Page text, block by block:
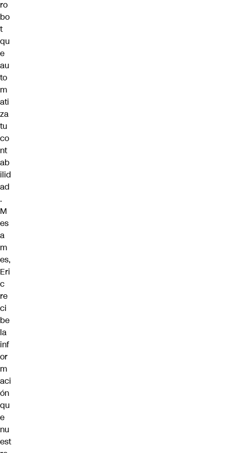
ro
bo
t
qu
e
au
to
m
ati
za
tu
co
nt
ab
ilid
ad
.
M
es
a
m
es,
Eri
c
re
ci
be
la
inf
or
m
aci
ón
qu
e
nu
est